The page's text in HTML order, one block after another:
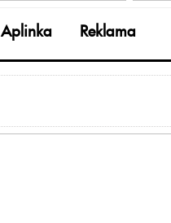
Aplinka Reklama